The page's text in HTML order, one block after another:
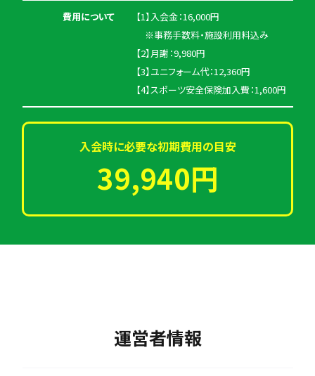
費用について
【1】入会金：16,000円
※事務手数料・施設利用料込み
【2】月謝：9,980円
【3】ユニフォーム代：12,360円
【4】スポーツ安全保険加入費：1,600円
入会時に必要な初期費用の目安
39,940円
運営者情報